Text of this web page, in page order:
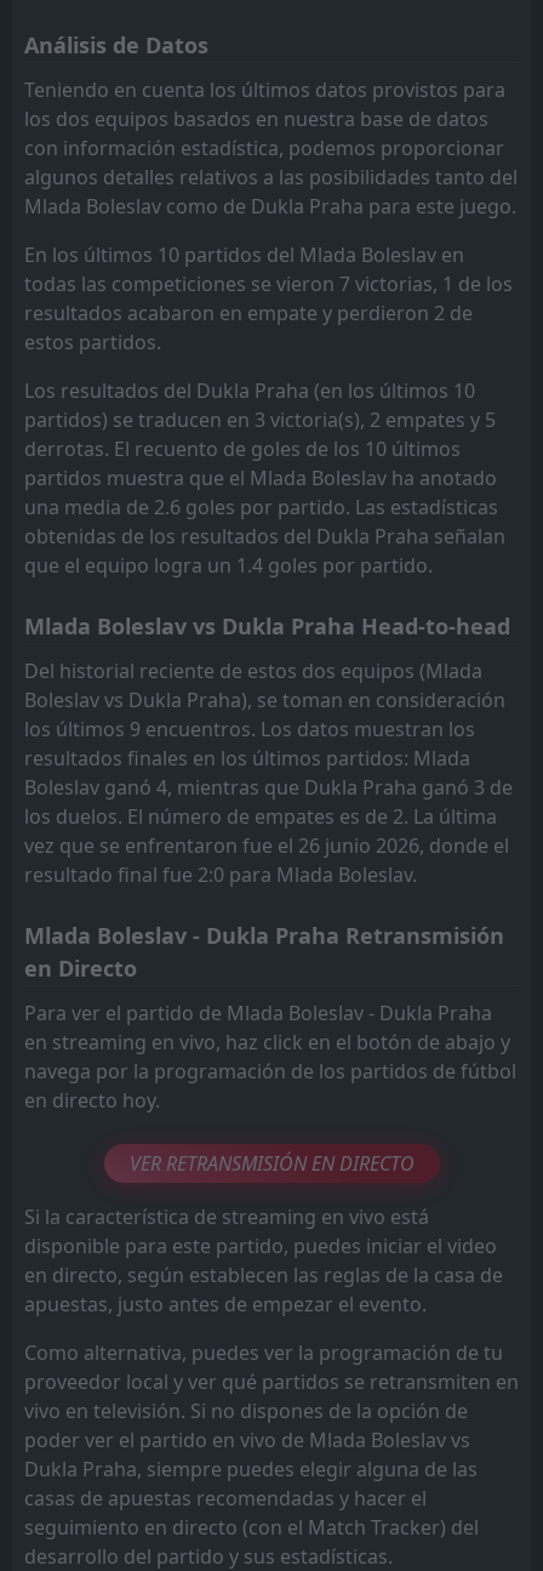
FT
23May
Dukla Praha
Baník Ostrava
FT
15:00
May
Teplice
Dukla Praha
2
0
L
FT
12May
Mlada Boleslav
1
FT
12:00
09May
Dukla Praha
Slovácko
0
1
13:00
02 May
Dukla Praha
1
FT
14:00
25Apr
Slovácko
Dukla Praha
1
2
13:00
18Apr
Dukla Praha
Karviná
L
13:30
12 Apr
Dukla Praha
1
D
FT
13:00
04
Dukla Praha
Pardubice
0
2
L
FT
27 Mar
Vlašim
Dukla Praha
0
1
W
Análisis de Datos
Teniendo en cuenta los últimos datos provistos para
los dos equipos basados en nuestra base de datos
con información estadística, podemos proporcionar
algunos detalles relativos a las posibilidades tanto del
Mlada Boleslav como de Dukla Praha para este juego.
En los últimos 10 partidos del Mlada Boleslav en
todas las competiciones se vieron 7 victorias, 1 de los
resultados acabaron en empate y perdieron 2 de
estos partidos.
Los resultados del Dukla Praha (en los últimos 10
partidos) se traducen en 3 victoria(s), 2 empates y 5
derrotas. El recuento de goles de los 10 últimos
partidos muestra que el Mlada Boleslav ha anotado
una media de 2.6 goles por partido. Las estadísticas
obtenidas de los resultados del Dukla Praha señalan
que el equipo logra un 1.4 goles por partido.
Mlada Boleslav vs Dukla Praha Head-to-head
Del historial reciente de estos dos equipos (Mlada
Boleslav vs Dukla Praha), se toman en consideración
los últimos 9 encuentros. Los datos muestran los
resultados finales en los últimos partidos: Mlada
Boleslav ganó 4, mientras que Dukla Praha ganó 3 de
los duelos. El número de empates es de 2. La última
vez que se enfrentaron fue el 26 junio 2026, donde el
resultado final fue 2:0 para Mlada Boleslav.
Mlada Boleslav - Dukla Praha Retransmisión
en Directo
Para ver el partido de Mlada Boleslav - Dukla Praha
en streaming en vivo, haz click en el botón de abajo y
navega por la programación de los partidos de fútbol
en directo hoy.
VER RETRANSMISIÓN EN DIRECTO
Si la característica de streaming en vivo está
disponible para este partido, puedes iniciar el video
en directo, según establecen las reglas de la casa de
apuestas, justo antes de empezar el evento.
Como alternativa, puedes ver la programación de tu
proveedor local y ver qué partidos se retransmiten en
vivo en televisión. Si no dispones de la opción de
poder ver el partido en vivo de Mlada Boleslav vs
Dukla Praha, siempre puedes elegir alguna de las
casas de apuestas recomendadas y hacer el
seguimiento en directo (con el Match Tracker) del
desarrollo del partido y sus estadísticas.